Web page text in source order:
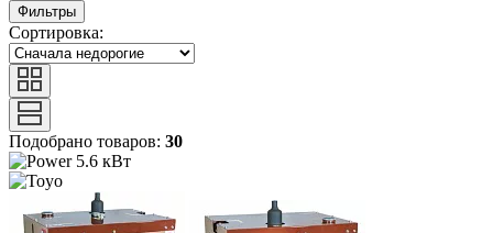
Фильтры
Сортировка:
Подобрано товаров: 30
5.6 кВт